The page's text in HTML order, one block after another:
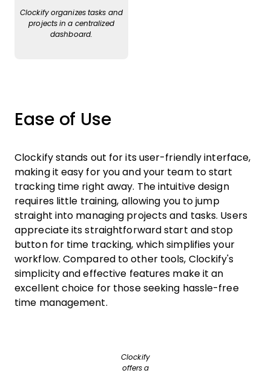
Clockify organizes tasks and
projects in a centralized
dashboard.
Ease of Use
Clockify stands out for its user-friendly interface,
making it easy for you and your team to start
tracking time right away. The intuitive design
requires little training, allowing you to jump
straight into managing projects and tasks. Users
appreciate its straightforward start and stop
button for time tracking, which simplifies your
workflow. Compared to other tools, Clockify's
simplicity and effective features make it an
excellent choice for those seeking hassle-free
time management.
Clockify
offers a